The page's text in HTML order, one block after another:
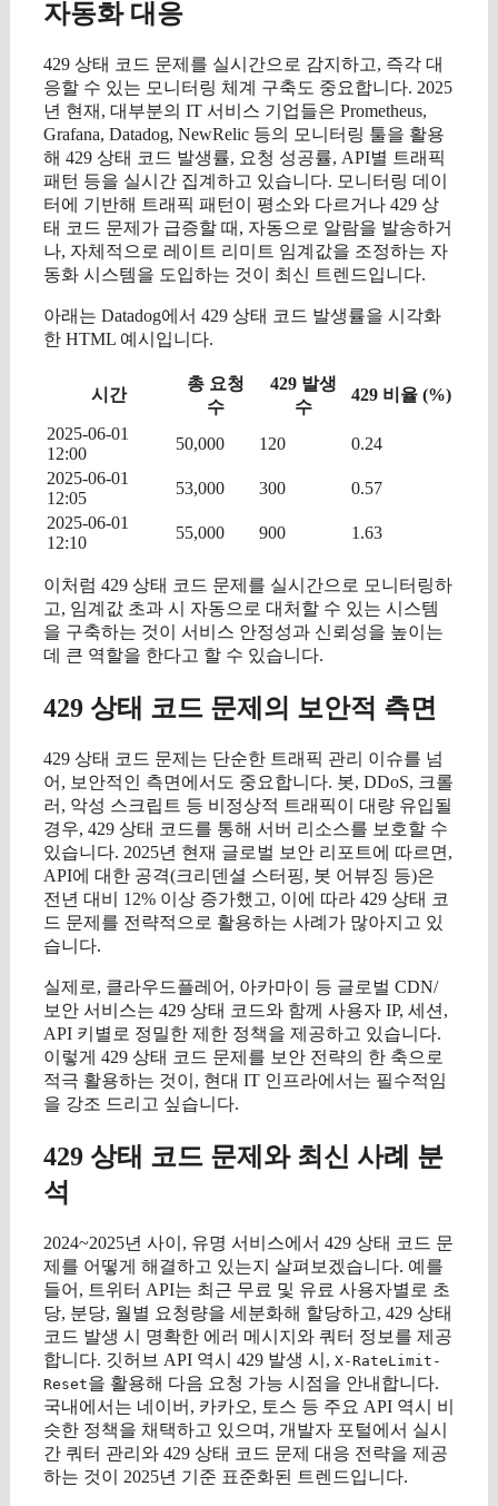
자동화 대응
429 상태 코드 문제를 실시간으로 감지하고, 즉각 대
응할 수 있는 모니터링 체계 구축도 중요합니다. 2025
년 현재, 대부분의 IT 서비스 기업들은 Prometheus,
Grafana, Datadog, NewRelic 등의 모니터링 툴을 활용
해 429 상태 코드 발생률, 요청 성공률, API별 트래픽
패턴 등을 실시간 집계하고 있습니다. 모니터링 데이
터에 기반해 트래픽 패턴이 평소와 다르거나 429 상
태 코드 문제가 급증할 때, 자동으로 알람을 발송하거
나, 자체적으로 레이트 리미트 임계값을 조정하는 자
동화 시스템을 도입하는 것이 최신 트렌드입니다.
아래는 Datadog에서 429 상태 코드 발생률을 시각화
한 HTML 예시입니다.
시간
총 요청
수
429 발생
수
429 비율 (%)
2025-06-01
12:00
50,000 120
0.24
2025-06-01
12:05
53,000 300
0.57
2025-06-01
12:10
55,000 900 1.63
이처럼 429 상태 코드 문제를 실시간으로 모니터링하
고, 임계값 초과 시 자동으로 대처할 수 있는 시스템
을 구축하는 것이 서비스 안정성과 신뢰성을 높이는
데 큰 역할을 한다고 할 수 있습니다.
429 상태 코드 문제의 보안적 측면
429 상태 코드 문제는 단순한 트래픽 관리 이슈를 넘
어, 보안적인 측면에서도 중요합니다. 봇, DDoS, 크롤
러, 악성 스크립트 등 비정상적 트래픽이 대량 유입될
경우, 429 상태 코드를 통해 서버 리소스를 보호할 수
있습니다. 2025년 현재 글로벌 보안 리포트에 따르면,
API에 대한 공격(크리덴셜 스터핑, 봇 어뷰징 등)은
전년 대비 12% 이상 증가했고, 이에 따라 429 상태 코
드 문제를 전략적으로 활용하는 사례가 많아지고 있
습니다.
실제로, 클라우드플레어, 아카마이 등 글로벌 CDN/
보안 서비스는 429 상태 코드와 함께 사용자 IP, 세션,
API 키별로 정밀한 제한 정책을 제공하고 있습니다.
이렇게 429 상태 코드 문제를 보안 전략의 한 축으로
적극 활용하는 것이, 현대 IT 인프라에서는 필수적임
을 강조 드리고 싶습니다.
429 상태 코드 문제와 최신 사례 분
석
2024~2025년 사이, 유명 서비스에서 429 상태 코드 문
제를 어떻게 해결하고 있는지 살펴보겠습니다. 예를
들어, 트위터 API는 최근 무료 및 유료 사용자별로 초
당, 분당, 월별 요청량을 세분화해 할당하고, 429 상태
코드 발생 시 명확한 에러 메시지와 쿼터 정보를 제공
합니다. 깃허브 API 역시 429 발생 시, X-RateLimit-
Reset을 활용해 다음 요청 가능 시점을 안내합니다.
국내에서는 네이버, 카카오, 토스 등 주요 API 역시 비
슷한 정책을 채택하고 있으며, 개발자 포털에서 실시
간 쿼터 관리와 429 상태 코드 문제 대응 전략을 제공
하는 것이 2025년 기준 표준화된 트렌드입니다.